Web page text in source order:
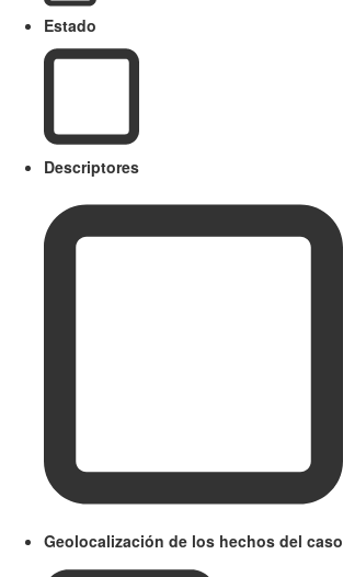
Estado
Descriptores
Geolocalización de los hechos del caso